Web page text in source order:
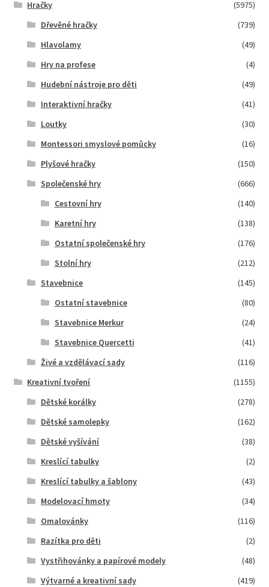
Hračky
(5975)
Dřevěné hračky
(739)
Hlavolamy
(49)
Hry na profese
(4)
Hudební nástroje pro děti
(49)
Interaktivní hračky
(41)
Loutky
(30)
Montessori smyslové pomůcky
(16)
Plyšové hračky
(150)
Společenské hry
(666)
Cestovní hry
(140)
Karetní hry
(138)
Ostatní společenské hry
(176)
Stolní hry
(212)
Stavebnice
(145)
Ostatní stavebnice
(80)
Stavebnice Merkur
(24)
Stavebnice Quercetti
(41)
Živé a vzdělávací sady
(116)
Kreativní tvoření
(1155)
Dětské korálky
(278)
Dětské samolepky
(162)
Dětské vyšívání
(38)
Kreslící tabulky
(2)
Kreslící tabulky a šablony
(43)
Modelovací hmoty
(34)
Omalovánky
(116)
Razítka pro děti
(2)
Vystřihovánky a papírové modely
(48)
Výtvarné a kreativní sady
(419)